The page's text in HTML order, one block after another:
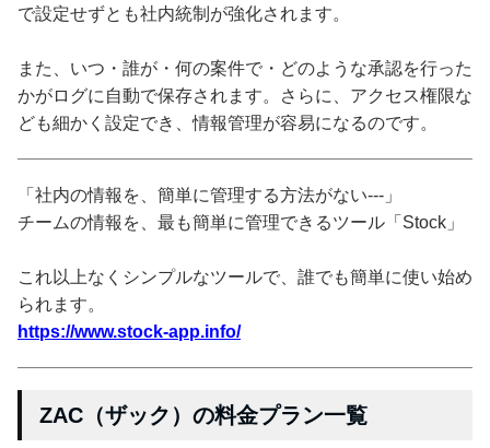
で設定せずとも社内統制が強化されます。
また、いつ・誰が・何の案件で・どのような承認を行った
かがログに自動で保存されます。さらに、アクセス権限な
ども細かく設定でき、情報管理が容易になるのです。
「社内の情報を、簡単に管理する方法がない---」
チームの情報を、最も簡単に管理できるツール「Stock」
これ以上なくシンプルなツールで、誰でも簡単に使い始め
られます。
https://www.stock-app.info/
ZAC（ザック）の料金プラン一覧